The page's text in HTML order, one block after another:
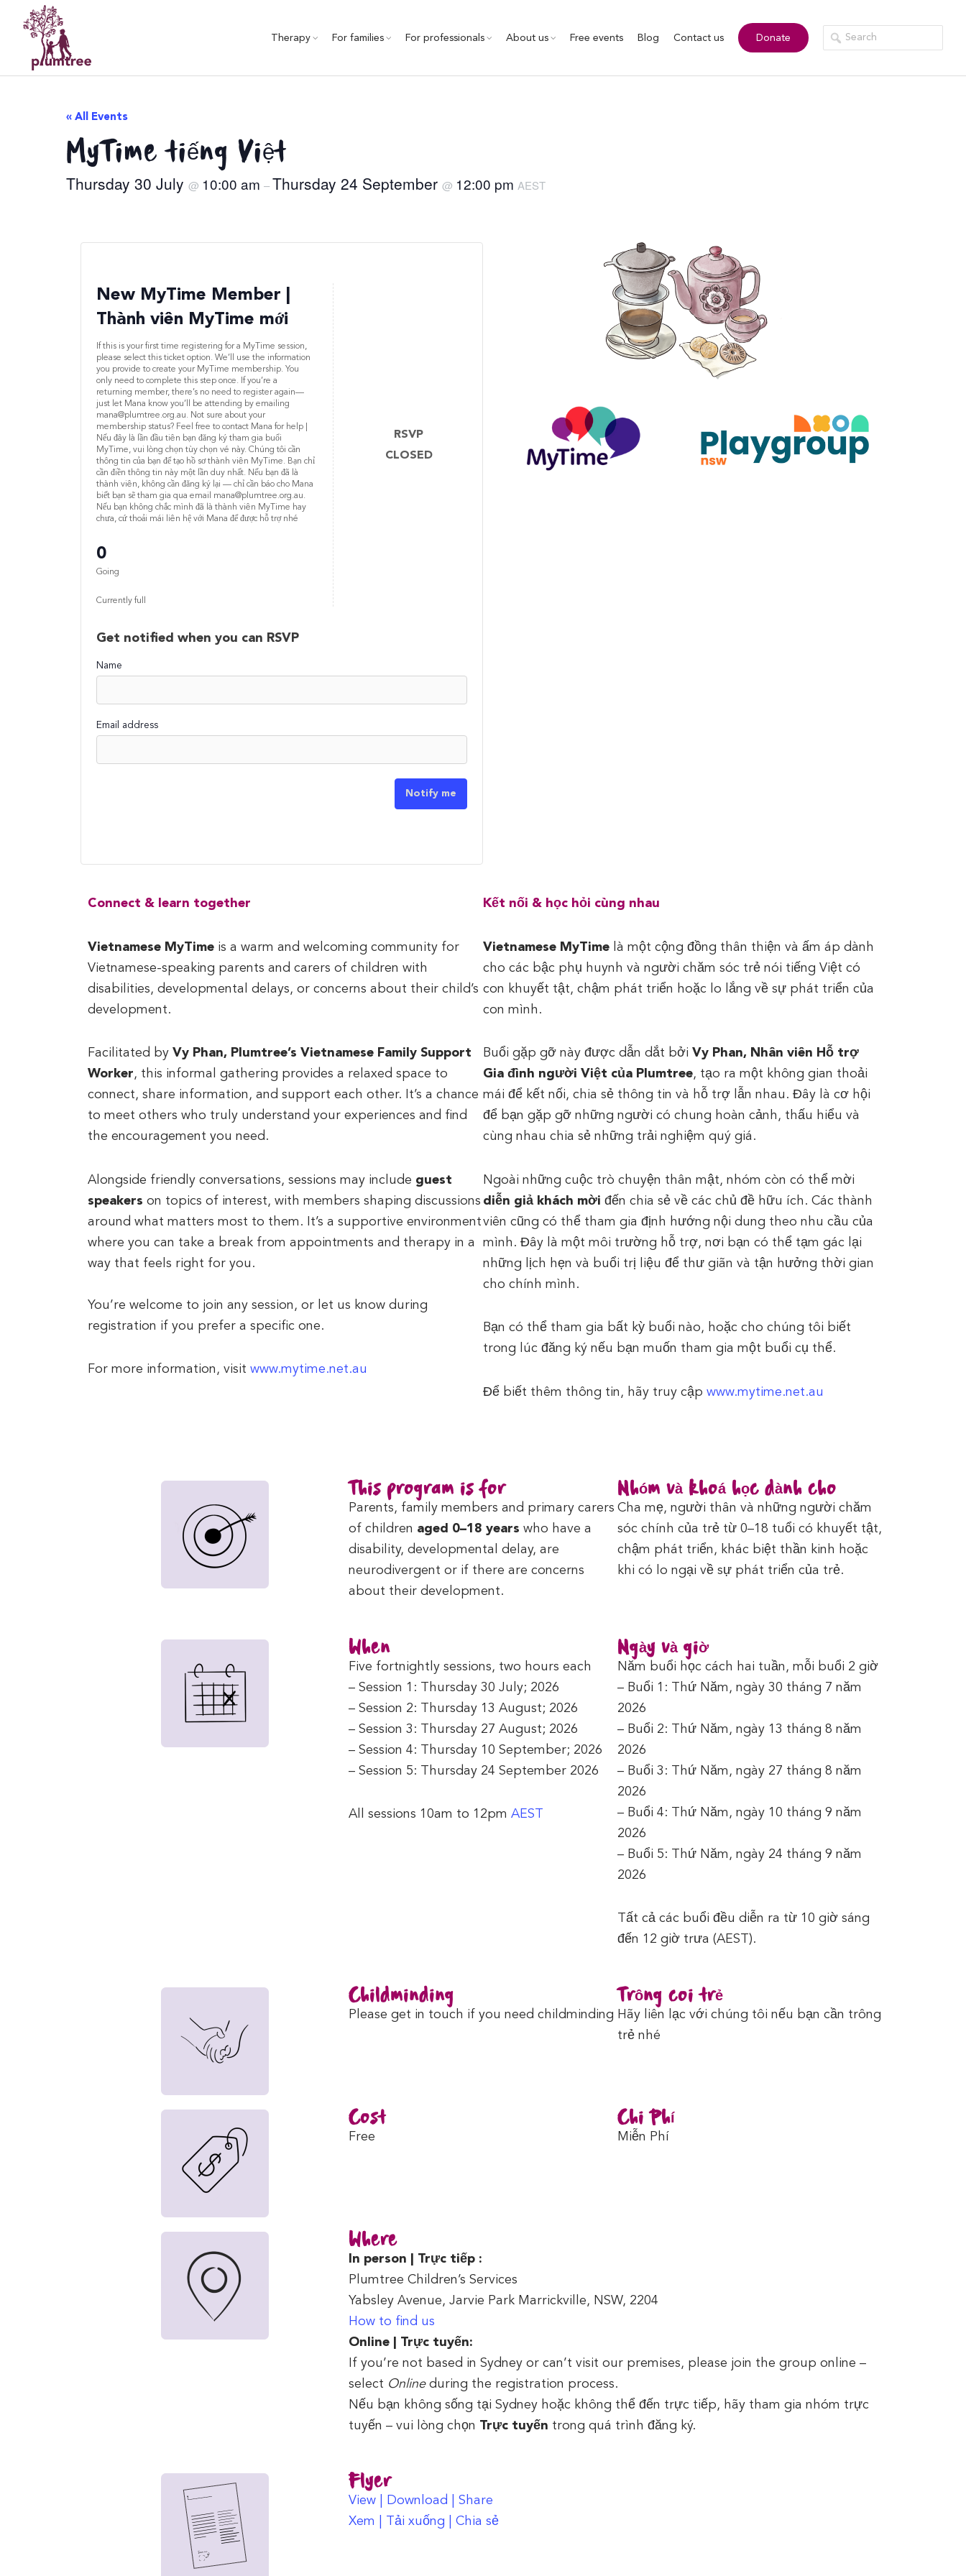
content
Therapy For families For professionals About us Free events Blog Contact us Donate
« All Events
MyTime tiếng Việt
Thursday 30 July @ 10:00 am –Thursday 24 September @ 12:00 pm AEST
New MyTime Member |
Thành viên MyTime mới
If this is your first time registering for a MyTime session,
please select this ticket option. We’ll use the information
you provide to create your MyTime membership. You
only need to complete this step once. If you’re a
returning member, there’s no need to register again—
just let Mana know you’ll be attending by emailing
mana@plumtree.org.au. Not sure about your
membership status? Feel free to contact Mana for help |
Nếu đây là lần đầu tiên bạn đăng ký tham gia buổi
MyTime, vui lòng chọn tùy chọn vé này. Chúng tôi cần
thông tin của bạn để tạo hồ sơ thành viên MyTime. Bạn chỉ
cần điền thông tin này một lần duy nhất. Nếu bạn đã là
thành viên, không cần đăng ký lại — chỉ cần báo cho Mana
biết bạn sẽ tham gia qua email mana@plumtree.org.au.
Nếu bạn không chắc mình đã là thành viên MyTime hay
chưa, cứ thoải mái liên hệ với Mana để được hỗ trợ nhé
0
Going
Currently full
RSVP
CLOSED
Get notified when you can RSVP
Name
Email address
Notify me
Connect & learn together
Vietnamese MyTime is a warm and welcoming community for
Vietnamese-speaking parents and carers of children with
disabilities, developmental delays, or concerns about their child’s
development.
Facilitated by Vy Phan, Plumtree’s Vietnamese Family Support
Worker, this informal gathering provides a relaxed space to
connect, share information, and support each other. It’s a chance
to meet others who truly understand your experiences and find
the encouragement you need.
Alongside friendly conversations, sessions may include guest
speakers on topics of interest, with members shaping discussions
around what matters most to them. It’s a supportive environment
where you can take a break from appointments and therapy in a
way that feels right for you.
You’re welcome to join any session, or let us know during
registration if you prefer a specific one.
For more information, visit www.mytime.net.au
Kết nối & học hỏi cùng nhau
Vietnamese MyTime là một cộng đồng thân thiện và ấm áp dành
cho các bậc phụ huynh và người chăm sóc trẻ nói tiếng Việt có
con khuyết tật, chậm phát triển hoặc lo lắng về sự phát triển của
con mình.
Buổi gặp gỡ này được dẫn dắt bởi Vy Phan, Nhân viên Hỗ trợ
Gia đình người Việt của Plumtree, tạo ra một không gian thoải
mái để kết nối, chia sẻ thông tin và hỗ trợ lẫn nhau. Đây là cơ hội
để bạn gặp gỡ những người có chung hoàn cảnh, thấu hiểu và
cùng nhau chia sẻ những trải nghiệm quý giá.
Ngoài những cuộc trò chuyện thân mật, nhóm còn có thể mời
diễn giả khách mời đến chia sẻ về các chủ đề hữu ích. Các thành
viên cũng có thể tham gia định hướng nội dung theo nhu cầu của
mình. Đây là một môi trường hỗ trợ, nơi bạn có thể tạm gác lại
những lịch hẹn và buổi trị liệu để thư giãn và tận hưởng thời gian
cho chính mình.
Bạn có thể tham gia bất kỳ buổi nào, hoặc cho chúng tôi biết
trong lúc đăng ký nếu bạn muốn tham gia một buổi cụ thể.
Để biết thêm thông tin, hãy truy cập www.mytime.net.au
This program is for
Parents, family members and primary carers
of children aged 0–18 years who have a
disability, developmental delay, are
neurodivergent or if there are concerns
about their development.
Nhóm và khoá học dành cho
Cha mẹ, người thân và những người chăm
sóc chính của trẻ từ 0–18 tuổi có khuyết tật,
chậm phát triển, khác biệt thần kinh hoặc
khi có lo ngại về sự phát triển của trẻ.
When
Five fortnightly sessions, two hours each
– Session 1: Thursday 30 July; 2026
– Session 2: Thursday 13 August; 2026
– Session 3: Thursday 27 August; 2026
– Session 4: Thursday 10 September; 2026
– Session 5: Thursday 24 September 2026
All sessions 10am to 12pmAEST
Ngày và giờ
Năm buổi học cách hai tuần, mỗi buổi 2 giờ
– Buổi 1: Thứ Năm, ngày 30 tháng 7 năm
2026
– Buổi 2: Thứ Năm, ngày 13 tháng 8 năm
2026
– Buổi 3: Thứ Năm, ngày 27 tháng 8 năm
2026
– Buổi 4: Thứ Năm, ngày 10 tháng 9 năm
2026
– Buổi 5: Thứ Năm, ngày 24 tháng 9 năm
2026
Tất cả các buổi đều diễn ra từ 10 giờ sáng
đến 12 giờ trưa (AEST).
Childminding
Please get in touch if you need childminding
Trông coi trẻ
Hãy liên lạc với chúng tôi nếu bạn cần trông
trẻ nhé
Cost
Free
Chi Phí
Miễn Phí
Where
In person | Trực tiếp :
Plumtree Children’s Services
Yabsley Avenue, Jarvie Park Marrickville, NSW, 2204
How to find us
Online | Trực tuyến:
If you’re not based in Sydney or can’t visit our premises, please join the group online –
select Onlineduring the registration process.
Nếu bạn không sống tại Sydney hoặc không thể đến trực tiếp, hãy tham gia nhóm trực
tuyến – vui lòng chọn Trực tuyến trong quá trình đăng ký.
Flyer
View | Download | Share
Xem | Tải xuống | Chia sẻ